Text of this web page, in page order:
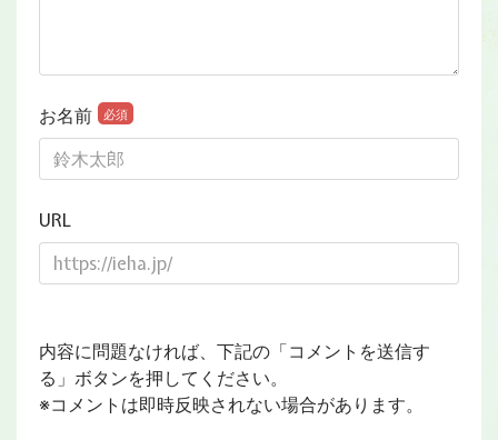
お名前 必須
URL
内容に問題なければ、下記の「コメントを送信す
る」ボタンを押してください。
※コメントは即時反映されない場合があります。